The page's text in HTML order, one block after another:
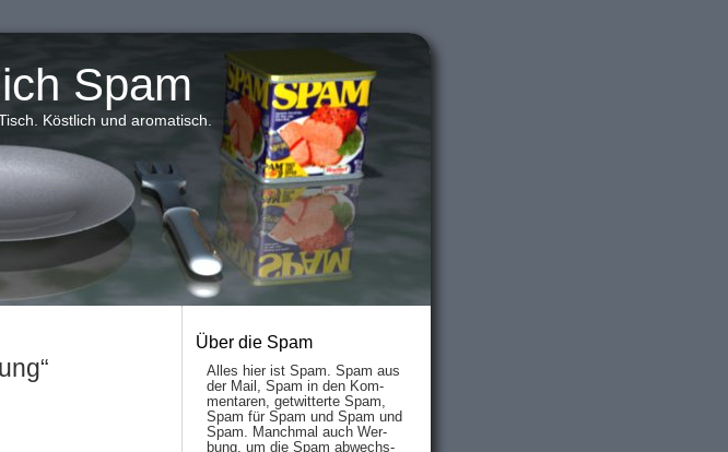
Spam
Köstlich und aromatisch.
Über die Spam
Alles hier ist Spam. Spam aus
der Mail, Spam in den Kom­
men­taren, ge­twit­ter­te Spam,
Spam für Spam und Spam und
Spam. Manch­mal auch Wer­
bung, um die Spam ab­wechs­